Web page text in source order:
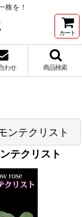
株を！
カート
わせ 商品検索
テクリスト
テクリスト